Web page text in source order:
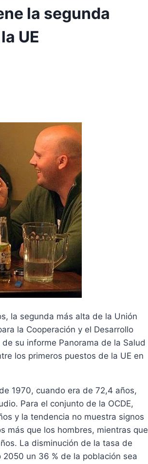
la segunda
UE
la segunda más alta de la Unión
la Cooperación y el Desarrollo
su informe Panorama de la Salud
los primeros puestos de la UE en
1970, cuando era de 72,4 años,
Para el conjunto de la OCDE,
y la tendencia no muestra signos
más que los hombres, mientras que
La disminución de la tasa de
un 36 % de la población sea